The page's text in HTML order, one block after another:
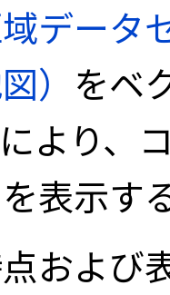
データ
） をベ
より、
表示す
および